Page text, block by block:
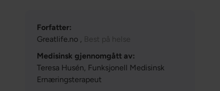
Forfatter:
Greatlife.no , Best på helse
Medisinsk gjennomgått av:
Teresa Husén, Funksjonell Medisinsk
Ernæringsterapeut